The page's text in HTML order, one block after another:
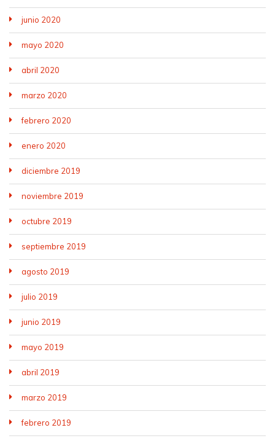
junio 2020
mayo 2020
abril 2020
marzo 2020
febrero 2020
enero 2020
diciembre 2019
noviembre 2019
octubre 2019
septiembre 2019
agosto 2019
julio 2019
junio 2019
mayo 2019
abril 2019
marzo 2019
febrero 2019